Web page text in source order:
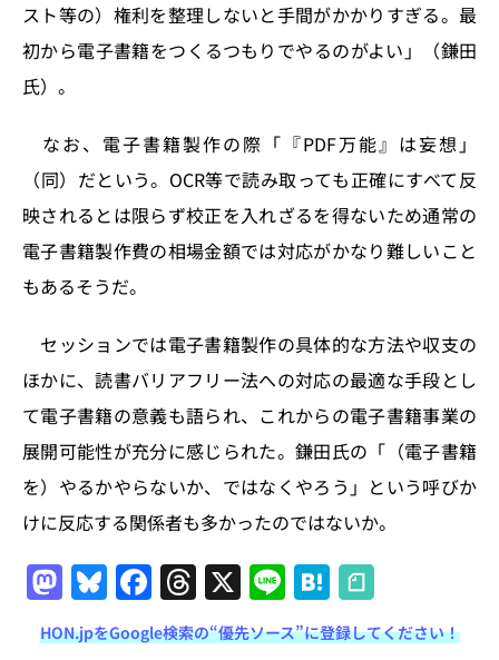
スト等の）権利を整理しないと手間がかかりすぎる。最
初から電子書籍をつくるつもりでやるのがよい」（鎌田
氏）。
なお、電子書籍製作の際「『PDF万能』は妄想」
（同）だという。OCR等で読み取っても正確にすべて反
映されるとは限らず校正を入れざるを得ないため通常の
電子書籍製作費の相場金額では対応がかなり難しいこと
もあるそうだ。
セッションでは電子書籍製作の具体的な方法や収支の
ほかに、読書バリアフリー法への対応の最適な手段とし
て電子書籍の意義も語られ、これからの電子書籍事業の
展開可能性が充分に感じられた。鎌田氏の「（電子書籍
を）やるかやらないか、ではなくやろう」という呼びか
けに反応する関係者も多かったのではないか。
M
a
Bl
u
F
a
T
h
X Li
n
H
at
HON.jpをGoogle検索の“優先ソース”に登録してください！